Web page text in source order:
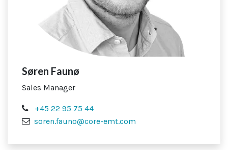
Søren Faunø
Sales Manager
+45 22 95 75 44
soren.fauno@core-emt.com